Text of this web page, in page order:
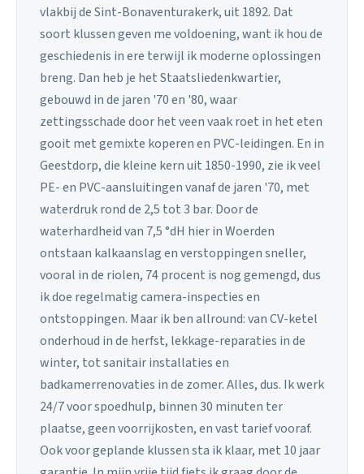
vlakbij de Sint-Bonaventurakerk, uit 1892. Dat
soort klussen geven me voldoening, want ik hou de
geschiedenis in ere terwijl ik moderne oplossingen
breng. Dan heb je het Staatsliedenkwartier,
gebouwd in de jaren '70 en '80, waar
zettingsschade door het veen vaak roet in het eten
gooit met gemixte koperen en PVC-leidingen. En in
Geestdorp, die kleine kern uit 1850-1990, zie ik veel
PE- en PVC-aansluitingen vanaf de jaren '70, met
waterdruk rond de 2,5 tot 3 bar. Door de
waterhardheid van 7,5 °dH hier in Woerden
ontstaan kalkaanslag en verstoppingen sneller,
vooral in de riolen, 74 procent is nog gemengd, dus
ik doe regelmatig camera-inspecties en
ontstoppingen. Maar ik ben allround: van CV-ketel
onderhoud in de herfst, lekkage-reparaties in de
winter, tot sanitair installaties en
badkamerrenovaties in de zomer. Alles, dus. Ik werk
24/7 voor spoedhulp, binnen 30 minuten ter
plaatse, geen voorrijkosten, en vast tarief vooraf.
Ook voor geplande klussen sta ik klaar, met 10 jaar